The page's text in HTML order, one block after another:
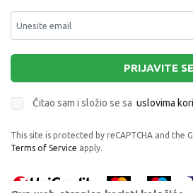
PRIJAVITE SE
Čitao sam i složio se sa uslovima
This site is protected by reCAPTCHA and the
Terms of Service apply.